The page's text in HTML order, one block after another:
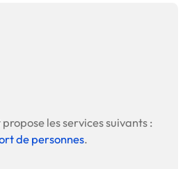
propose les services suivants :
de personnes.